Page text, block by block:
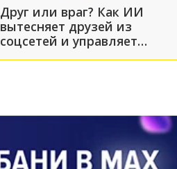
Друг или враг? Как ИИ
вытесняет друзей из
соцсетей и управляет